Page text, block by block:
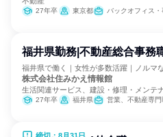
27年卒 東京都 バックオフィス・事
福井県勤務|不動産総合事務
福井県で働く｜女性が多数活躍｜ノルマ
株式会社住みかえ情報館
生活関連サービス、建設・修理・メンテ
27年卒 福井県 営業、不動産専門